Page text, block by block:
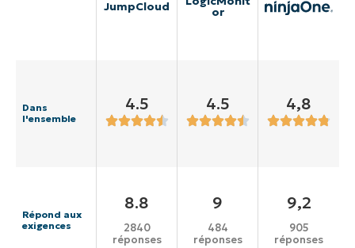
JumpCloud or
Dans
l'ensemble
4.5 4.5 4,8
Répond aux
exigences
8.8
2840
réponses
9
484
réponses
9,2
905
réponses